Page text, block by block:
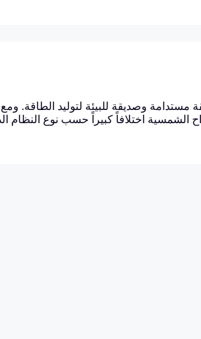
وصديقة للبيئة لتوليد الطاقة. ومع
الشمسية اختلافاً كبيراً حسب نوع النظام